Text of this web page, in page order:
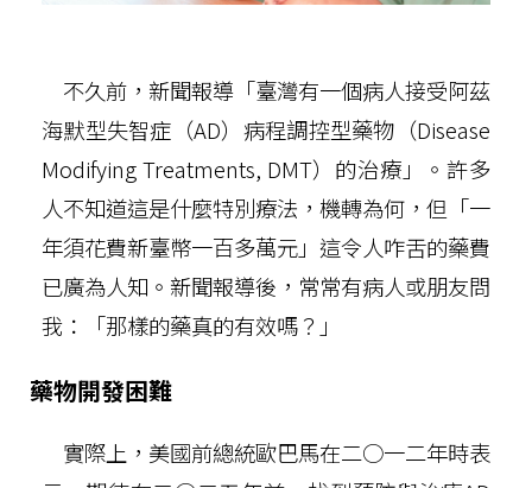
不久前，新聞報導「臺灣有一個病人接受阿茲
海默型失智症（AD）病程調控型藥物（Disease
Modifying Treatments, DMT）的治療」。許多
人不知道這是什麼特別療法，機轉為何，但「一
年須花費新臺幣一百多萬元」這令人咋舌的藥費
已廣為人知。新聞報導後，常常有病人或朋友問
我：「那樣的藥真的有效嗎？」
藥物開發困難
實際上，美國前總統歐巴馬在二○一二年時表